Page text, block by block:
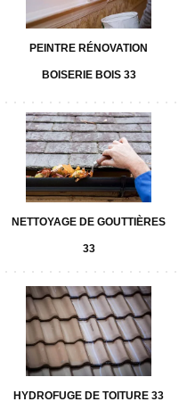
PEINTRE RÉNOVATION
BOISERIE BOIS 33
NETTOYAGE DE GOUTTIÈRES
33
HYDROFUGE DE TOITURE 33